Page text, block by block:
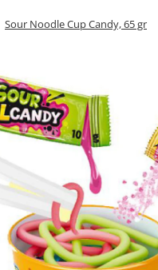
Sour Noodle Cup Candy, 65 gr